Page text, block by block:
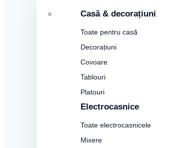
Casă & decorațiuni
Toate pentru casă
Decorațiuni
Covoare
Tablouri
Platouri
Electrocasnice
Toate electrocasnicele
Mixere